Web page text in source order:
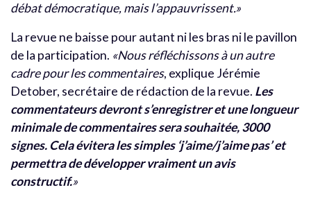
débat démocratique, mais l’appauvrissent.»
La revue ne baisse pour autant ni les bras ni le pavillon
de la participation. «Nous réfléchissons à un autre
cadre pour les commentaires, explique Jérémie
Detober, secrétaire de rédaction de la revue. Les
commentateurs devront s’enregistrer et une longueur
minimale de commentaires sera souhaitée, 3000
signes. Cela évitera les simples ‘j’aime/j’aime pas’ et
permettra de développer vraiment un avis
constructif.»